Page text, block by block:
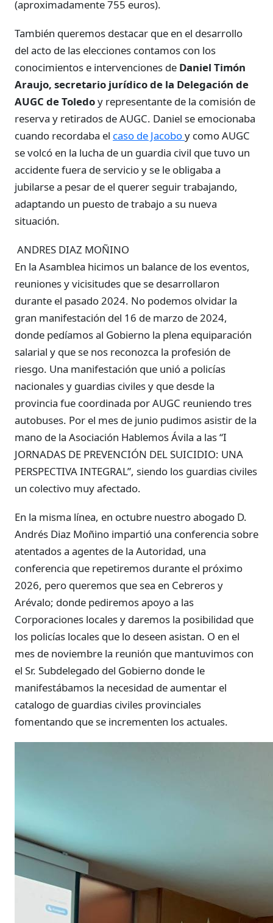
(aproximadamente 755 euros).
También queremos destacar que en el desarrollo
del acto de las elecciones contamos con los
conocimientos e intervenciones de Daniel Timón
Araujo, secretario jurídico de la Delegación de
AUGC de Toledoy representante de la comisión de
reserva y retirados de AUGC. Daniel se emocionaba
cuando recordaba el caso de Jacoboy como AUGC
se volcó en la lucha de un guardia civil que tuvo un
accidente fuera de servicio y se le obligaba a
jubilarse a pesar de el querer seguir trabajando,
adaptando un puesto de trabajo a su nueva
situación.
ANDRES DIAZ MOÑINO
En la Asamblea hicimos un balance de los eventos,
reuniones y vicisitudes que se desarrollaron
durante el pasado 2024. No podemos olvidar la
gran manifestación del 16 de marzo de 2024,
donde pedíamos al Gobierno la plena equiparación
salarial y que se nos reconozca la profesión de
riesgo. Una manifestación que unió a policías
nacionales y guardias civiles y que desde la
provincia fue coordinada por AUGC reuniendo tres
autobuses. Por el mes de junio pudimos asistir de la
mano de la Asociación Hablemos Ávila a las “I
JORNADAS DE PREVENCIÓN DEL SUICIDIO: UNA
PERSPECTIVA INTEGRAL”, siendo los guardias civiles
un colectivo muy afectado.
En la misma línea, en octubre nuestro abogado D.
Andrés Diaz Moñino impartió una conferencia sobre
atentados a agentes de la Autoridad, una
conferencia que repetiremos durante el próximo
2026, pero queremos que sea en Cebreros y
Arévalo; donde pediremos apoyo a las
Corporaciones locales y daremos la posibilidad que
los policías locales que lo deseen asistan. O en el
mes de noviembre la reunión que mantuvimos con
el Sr. Subdelegado del Gobierno donde le
manifestábamos la necesidad de aumentar el
catalogo de guardias civiles provinciales
fomentando que se incrementen los actuales.